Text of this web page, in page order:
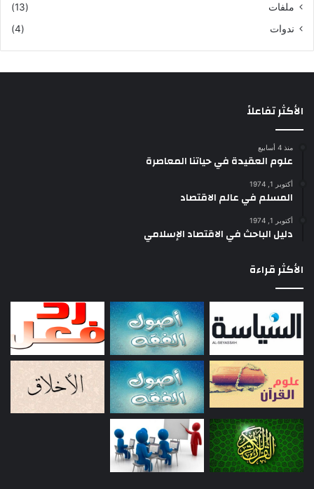
ملفات
(13)
ندوات
(4)
الأكثر تفاعلاً
منذ 4 أسابيع
علوم العقيدة في حياتنا المعاصرة
أكتوبر 1, 1974
المسلم في عالم الاقتصاد
أكتوبر 1, 1974
دليل الباحث في الاقتصاد الإسلامي
الأكثر قراءة